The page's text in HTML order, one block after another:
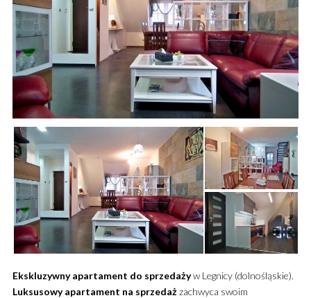
Ekskluzywny apartament do sprzedażyw Legnicy (dolnośląskie).
Luksusowy apartament na sprzedażzachwyca swoim